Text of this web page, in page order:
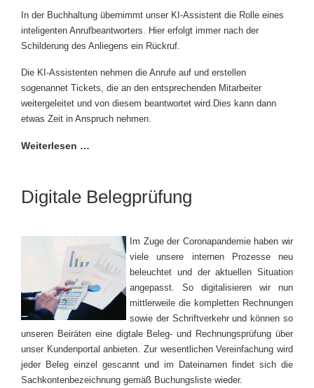
In der Buchhaltung übernimmt unser KI-Assistent die Rolle eines
inteligenten Anrufbeantworters. Hier erfolgt immer nach der
Schilderung des Anliegens ein Rückruf.
Die KI-Assistenten nehmen die Anrufe auf und erstellen
sogenannet Tickets, die an den entsprechenden Mitarbeiter
weitergeleitet und von diesem beantwortet wird.Dies kann dann
etwas Zeit in Anspruch nehmen.
Weiterlesen …
Digitale Belegprüfung
Im Zuge der Coronapandemie haben wir
viele unsere internen Prozesse neu
beleuchtet und der aktuellen Situation
angepasst. So digitalisieren wir nun
mittlerweile die kompletten Rechnungen
sowie der Schriftverkehr und können so
unseren Beiräten eine digtale Beleg- und Rechnungsprüfung über
unser Kundenportal anbieten. Zur wesentlichen Vereinfachung wird
jeder Beleg einzel gescannt und im Dateinamen findet sich die
Sachkontenbezeichnung gemäß Buchungsliste wieder.